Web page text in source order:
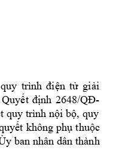
quy trình điện tử giải
Quyết định 2648/QĐ-
quy trình nội bộ, quy
không phụ thuộc
ban nhân dân thành